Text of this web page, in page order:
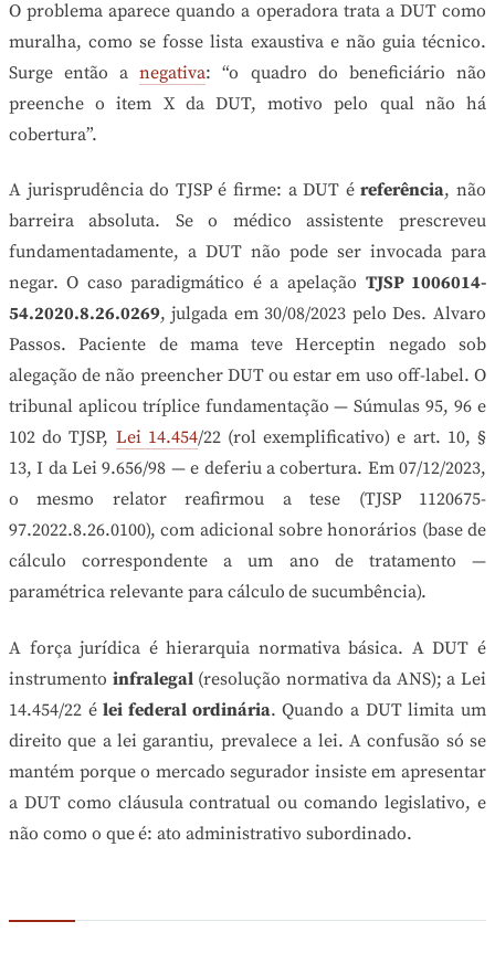
O problema aparece quando a operadora trata a DUT como
muralha, como se fosse lista exaustiva e não guia técnico.
Surge então anegativa: “o quadro do beneficiário não
preenche o item X da DUT, motivo pelo qual não há
cobertura”.
A jurisprudência do TJSP é firme: a DUT éreferência, não
barreira absoluta. Se o médico assistente prescreveu
fundamentadamente, a DUT não pode ser invocada para
negar. O caso paradigmático é a apelação TJSP 1006014-
54.2020.8.26.0269, julgada em 30/08/2023 pelo Des. Alvaro
Passos. Paciente de mama teve Herceptin negado sob
alegação de não preencher DUT ou estar em uso off-label. O
tribunal aplicou tríplice fundamentação — Súmulas 95, 96 e
102 do TJSP, Lei 14.454/22 (rol exemplificativo) e art. 10, §
13, I da Lei 9.656/98 — e deferiu a cobertura. Em 07/12/2023,
o mesmo relator reafirmou a tese (TJSP 1120675-
97.2022.8.26.0100), com adicional sobre honorários (base de
cálculo correspondente a um ano de tratamento —
paramétrica relevante para cálculo de sucumbência).
A força jurídica é hierarquia normativa básica. A DUT é
instrumento infralegal(resolução normativa da ANS); a Lei
14.454/22 élei federal ordinária. Quando a DUT limita um
direito que a lei garantiu, prevalece a lei. A confusão só se
mantém porque o mercado segurador insiste em apresentar
a DUT como cláusula contratual ou comando legislativo, e
não como o que é: ato administrativo subordinado.